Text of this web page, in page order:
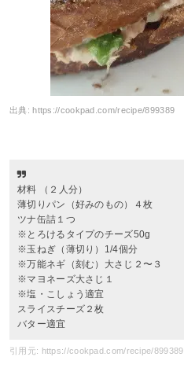
出典: https://cookpad.com/recipe/899389
材料 （２人分）
薄切りパン（好みのもの）４枚
ツナ缶詰１つ
※とろけるタイプのチーズ50g
※玉ねぎ（薄切り）1/4個分
※万能ネギ（刻む）大さじ２〜３
※マヨネーズ大さじ１
※塩・こしょう適宜
スライスチーズ２枚
バター適宜
引用元: https://cookpad.com/recipe/899389